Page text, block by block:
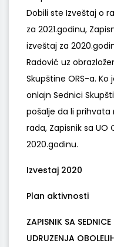
Dobili ste Izveštaj o
za 2021.godinu,
izveštaj za
Radović uz
Skupštine ORS-a.
onlajn Sednici
pošalje da li prihvata
rada, Zapisnik sa UO
2020.godinu.
Izvestaj 2020
Plan aktivnosti
ZAPISNIK SA
UDRUZENJA